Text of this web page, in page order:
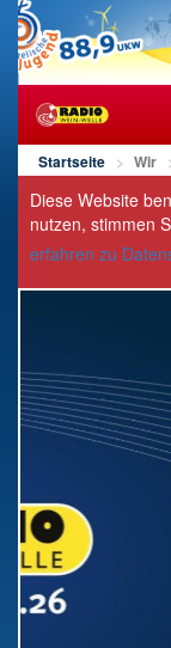
Startseite Wir
Diese Website
nutzen, stimmen
erfahren zu